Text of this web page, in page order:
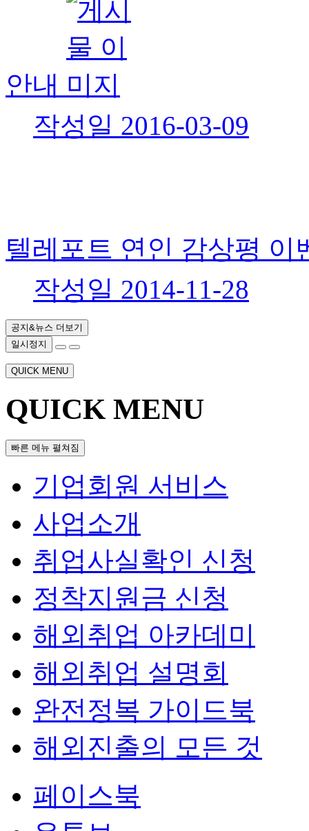
안내
작성일 2016-03-09
텔레포트 연인 감상평
작성일 2014-11-28
공지&뉴스 더보기
일시정지
QUICK MENU
QUICK MENU
빠른 메뉴 펼쳐짐
기업회원 서비스
사업소개
취업사실확인 신청
정착지원금 신청
해외취업 아카데미
해외취업 설명회
완전정복 가이드북
해외진출의 모든 것
페이스북